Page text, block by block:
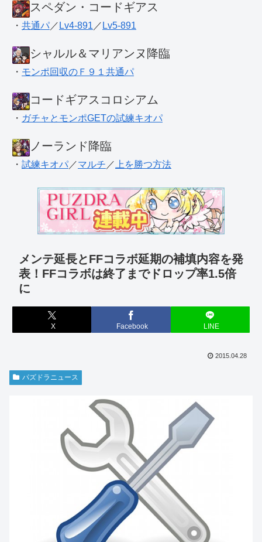
スペダン・コードギアス
・ 共通パ ／ Lv4-891 ／ Lv5-891
シャルル＆マリアンヌ降臨
・ モンポ回収のＦ９１共通パ
コードギアスコロシアム
・ ガチャとモンポGETの試練キオパ
ノーランド降臨
・ 試練キオパ ／マルチ ／ 上を勝つ方法
メンテ延長とFFコラボ延期の補填内容を発
表！FFコラボは終了までドロップ率1.5倍
に
X Facebook LINE
2015.04.28
パズドラニュース